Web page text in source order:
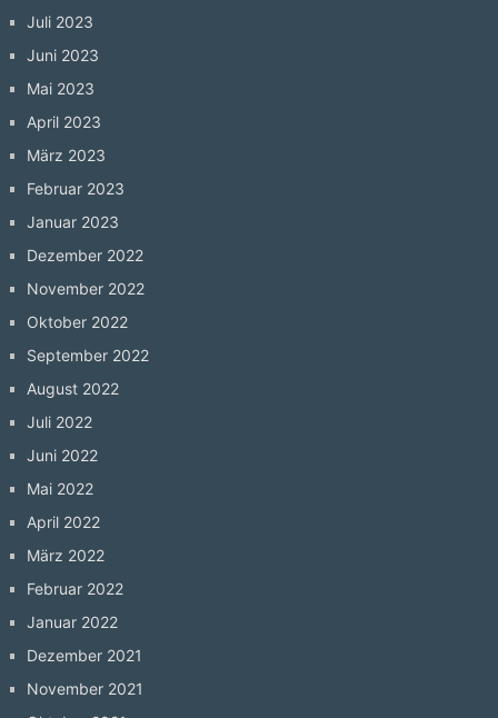
Juli 2023
Juni 2023
Mai 2023
April 2023
März 2023
Februar 2023
Januar 2023
Dezember 2022
November 2022
Oktober 2022
September 2022
August 2022
Juli 2022
Juni 2022
Mai 2022
April 2022
März 2022
Februar 2022
Januar 2022
Dezember 2021
November 2021